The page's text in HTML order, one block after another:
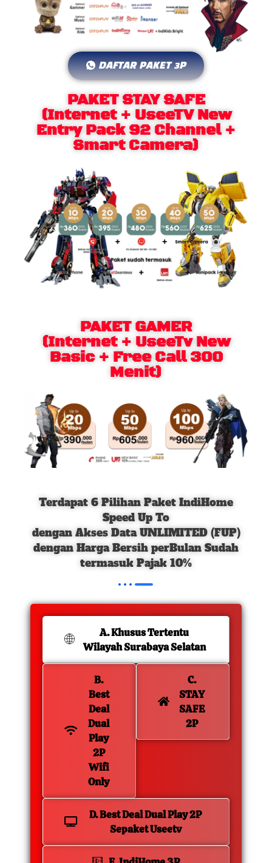
DAFTAR PAKET 3P
PAKET STAY SAFE
(Internet + UseeTV New
Entry Pack 92 Channel +
Smart Camera)
PAKET GAMER
(Internet + UseeTv New
Basic + Free Call 300
Menit)
Terdapat 6 Pilihan Paket IndiHome
Speed Up To
dengan Akses Data UNLIMITED (FUP)
dengan Harga Bersih perBulan Sudah
termasuk Pajak 10%
A. Khusus Tertentu
Wilayah Surabaya Selatan
B.
Best
Deal
Dual
Play
2P
Wifi
Only
C.
STAY
SAFE
2P
D. Best Deal Dual Play 2P
Sepaket Useetv